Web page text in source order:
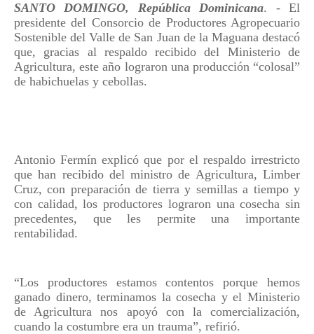
SANTO DOMINGO, República Dominicana. - El
presidente del Consorcio de Productores Agropecuario
Sostenible del Valle de San Juan de la Maguana destacó
que, gracias al respaldo recibido del Ministerio de
Agricultura, este año lograron una producción “colosal”
de habichuelas y cebollas.
Antonio Fermín explicó que por el respaldo irrestricto
que han recibido del ministro de Agricultura, Limber
Cruz, con preparación de tierra y semillas a tiempo y
con calidad, los productores lograron una cosecha sin
precedentes, que les permite una importante
rentabilidad.
“Los productores estamos contentos porque hemos
ganado dinero, terminamos la cosecha y el Ministerio
de Agricultura nos apoyó con la comercialización,
cuando la costumbre era un trauma”, refirió.